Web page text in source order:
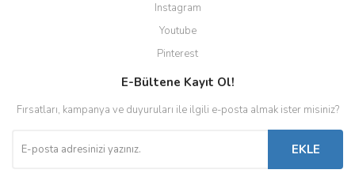
Instagram
Youtube
Pinterest
E-Bültene Kayıt Ol!
Fırsatları, kampanya ve duyuruları ile ilgili e-posta almak ister misiniz?
EKLE